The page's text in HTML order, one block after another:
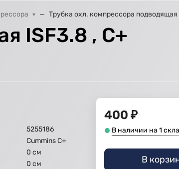
Трубка охл. компрессора подводящая
ISF3.8 , С+
5255186
Cummins C+
0 см
0 см
400 ₽
В наличии на 1
В